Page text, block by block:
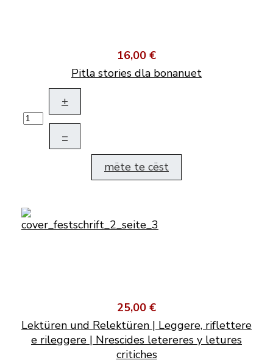
16,00 €
Pitla stories dla bonanuet
+
–
mëte te cëst
25,00 €
Lektüren und Relektüren | Leggere, riflettere
e rileggere | Nrescides letereres y letures
critiches